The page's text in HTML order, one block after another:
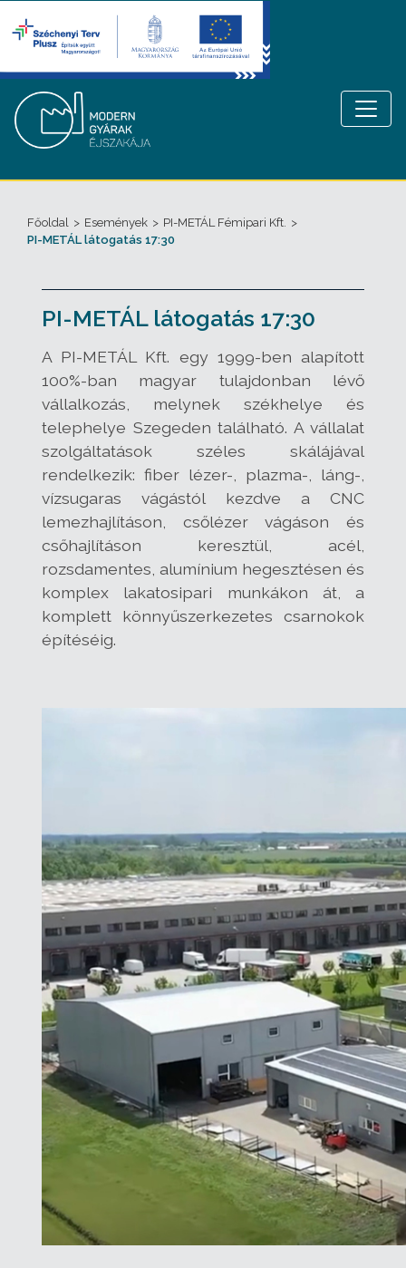
Főoldal > Események > PI-METÁL Fémipari Kft. >
PI-METÁL látogatás 17:30
PI-METÁL látogatás 17:30
A PI-METÁL Kft. egy 1999-ben alapított
100%-ban magyar tulajdonban lévő
vállalkozás, melynek székhelye és
telephelye Szegeden található. A vállalat
szolgáltatások széles skálájával
rendelkezik: fiber lézer-, plazma-, láng-,
vízsugaras vágástól kezdve a CNC
lemezhajlításon, csőlézer vágáson és
csőhajlításon keresztül, acél,
rozsdamentes, alumínium hegesztésen és
komplex lakatosipari munkákon át, a
komplett könnyűszerkezetes csarnokok
építéséig.